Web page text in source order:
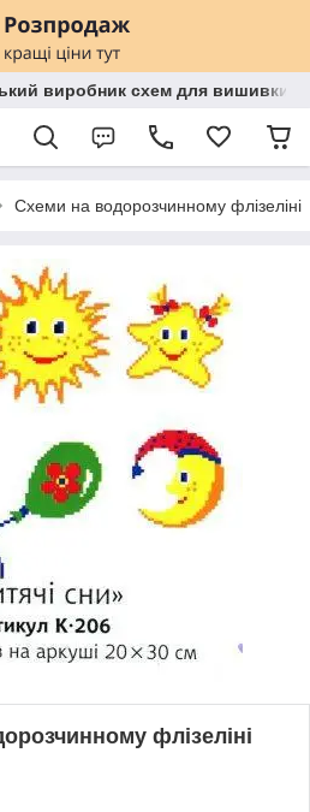
виробник схем для вишивки
Схеми на водорозчинному флізеліні
флізеліні